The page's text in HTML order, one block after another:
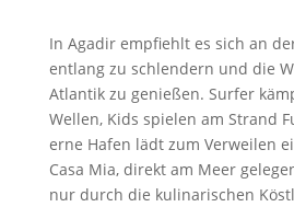
In Agadir emp­fiehlt es sich an
ent­lang zu schlen­dern und die
Atlantik zu genießen. Surfer
Wellen, Kids spie­len am Strand
erne Hafen lädt zum Ver­weilen
Casa Mia, direkt am Meer
nur durch die kuli­nar­ischen